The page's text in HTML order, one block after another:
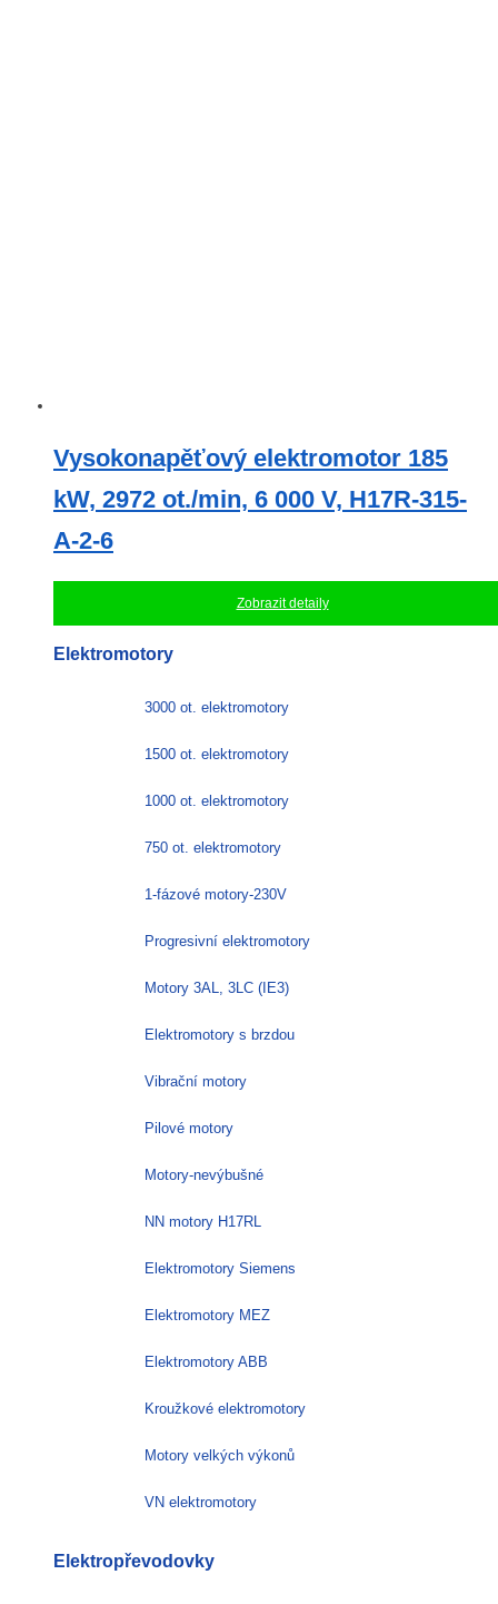
Vysokonapěťový elektromotor 185
kW, 2972 ​​ot./min, 6 000 V, H17R-315-
A-2-6
Zobrazit detaily
Elektromotory
3000 ot. elektromotory
1500 ot. elektromotory
1000 ot. elektromotory
750 ot. elektromotory
1-fázové motory-230V
Progresivní elektromotory
Motory 3AL, 3LC (IE3)
Elektromotory s brzdou
Vibrační motory
Pilové motory
Motory-nevýbušné
NN motory H17RL
Elektromotory Siemens
Elektromotory MEZ
Elektromotory ABB
Kroužkové elektromotory
Motory velkých výkonů
VN elektromotory
Elektropřevodovky